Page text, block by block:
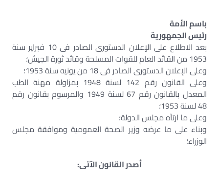
باسم الأمة
رئيس الجمهورية
بعد الاطلاع على الإعلان الدستورى الصادر فى 10 فبراير سنة
1953 من القائد العام للقوات المسلحة وقائد ثورة الجيش؛
وعلى الإعلان الدستورى الصادر فى 18 من يونيه سنة 1953؛
وعلى القانون رقم 142 لسنة 1948 بمزاولة مهنة الطب
المعدل بالقانون رقم 67 لسنة 1949 والمرسوم بقانون رقم
48 لسنة 1953؛
وعلى ما ارتآه مجلس الدولة؛
وبناء على ما عرضه وزير الصحة العمومية وموافقة مجلس
الوزراء؛
أصدر القانون الآتى: